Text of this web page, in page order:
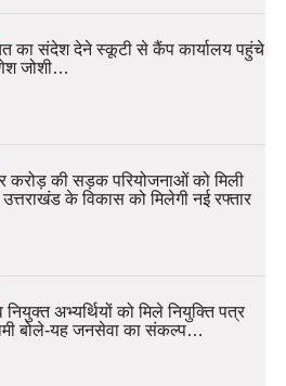
का संदेश देने स्कूटी से कैंप कार्यालय पहुंचे
जोशी…
करोड़ की सड़क परियोजनाओं को मिली
के विकास को मिलेगी नई रफ्तार
अभ्यर्थियों को मिले नियुक्ति पत्र
बोले-यह जनसेवा का संकल्प…